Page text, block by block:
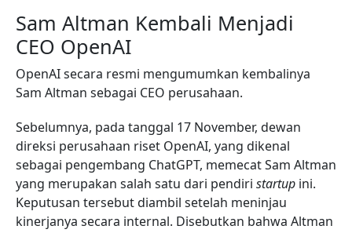
Sam Altman Kembali Menjadi
CEO OpenAI
OpenAI secara resmi mengumumkan kembalinya
Sam Altman sebagai CEO perusahaan.
Sebelumnya, pada tanggal 17 November, dewan
direksi perusahaan riset OpenAI, yang dikenal
sebagai pengembang ChatGPT, memecat Sam Altman
yang merupakan salah satu dari pendiri startup ini.
Keputusan tersebut diambil setelah meninjau
kinerjanya secara internal. Disebutkan bahwa Altman